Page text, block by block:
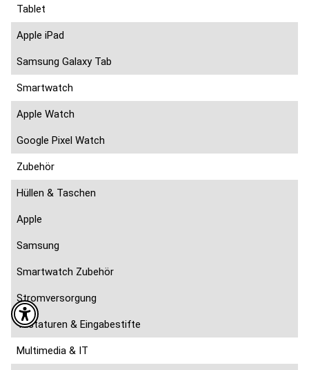
Tablet
Apple iPad
Samsung Galaxy Tab
Smartwatch
Apple Watch
Google Pixel Watch
Zubehör
Hüllen & Taschen
Apple
Samsung
Smartwatch Zubehör
Stromversorgung
Tastaturen & Eingabestifte
Multimedia & IT